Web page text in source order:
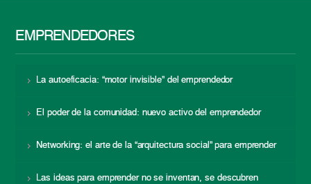
EMPRENDEDORES
La autoeficacia: “motor invisible” del emprendedor
El poder de la comunidad: nuevo activo del emprendedor
Networking: el arte de la “arquitectura social” para emprender
Las ideas para emprender no se inventan, se descubren